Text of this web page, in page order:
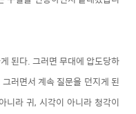
된다. 그러면 무대에 압도당하
러면서 계속 질문을 던지게 된
니라 귀, 시각이 아니라 청각이